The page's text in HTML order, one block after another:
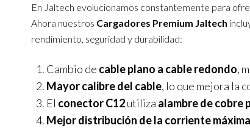
En Jaltech evolucionamos constantemente para
Ahora nuestros Cargadores Premium Jaltech
rendimiento, seguridad y durabilidad:
Cambio de cable plano a cable redondo,
Mayor calibre del cable, lo que mejora la
El conector C12utiliza alambre de cobre
Mejor distribución de la corriente máxima